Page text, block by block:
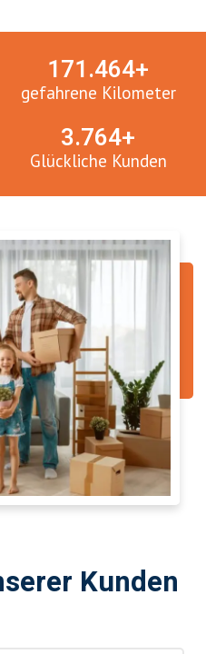
gefahrene Kilometer
171.465+
Glückliche Kunden
3.765+
Kunden